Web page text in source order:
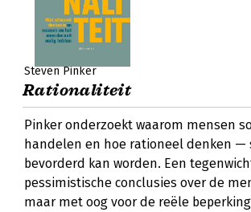
Steven Pinker
Rationaliteit
Pinker onderzoekt waarom mensen
handelen en hoe rationeel denken —
bevorderd kan worden. Een
pessimistische conclusies over de
maar met oog voor de reële